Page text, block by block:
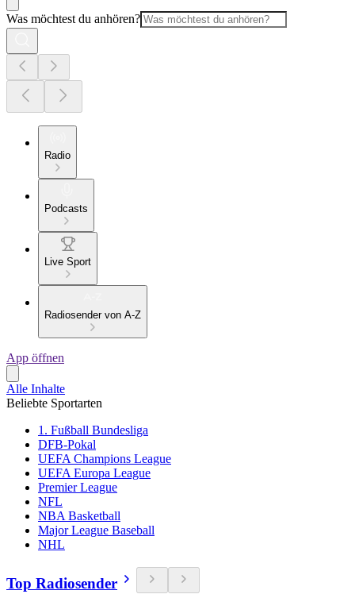
Was möchtest du anhören?
Radio
Podcasts
Live Sport
Radiosender von A-Z
App öffnen
Alle Inhalte
Beliebte Sportarten
1. Fußball Bundesliga
DFB-Pokal
UEFA Champions League
UEFA Europa League
Premier League
NFL
NBA Basketball
Major League Baseball
NHL
Top Radiosender